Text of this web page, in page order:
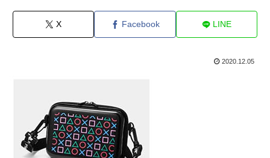
X Facebook LINE
2020.12.05